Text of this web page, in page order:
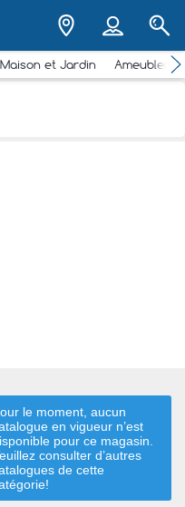
Maison et Jardin
le moment, aucun
en vigueur n’est
pour ce magasin.
consulter d’autres
de cette
!